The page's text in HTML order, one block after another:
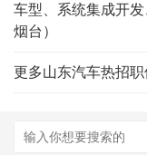
车型、系统集成开
烟台）
更多山东汽车热招职